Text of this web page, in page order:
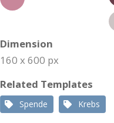
Dimension
160 x 600 px
Related Templates
Spende Krebs